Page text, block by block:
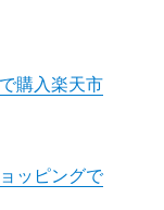
購入楽天市
ッピングで